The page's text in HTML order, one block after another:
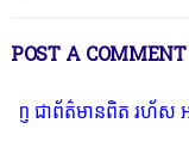
POST A COMMENT
ហ័ស អព្យាក្រឹត និងរៀប